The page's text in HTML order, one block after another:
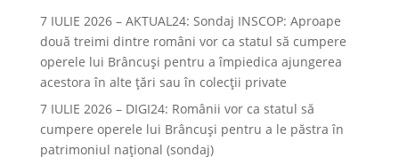
7 IULIE 2026 – AKTUAL24: Sondaj INSCOP: Aproape
două treimi dintre români vor ca statul să cumpere
operele lui Brâncuşi pentru a împiedica ajungerea
acestora în alte ţări sau în colecţii private
7 IULIE 2026 – DIGI24: Românii vor ca statul să
cumpere operele lui Brâncuși pentru a le păstra în
patrimoniul național (sondaj)